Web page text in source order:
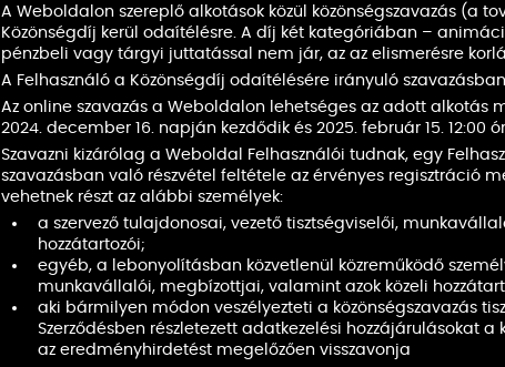
A Weboldalon szereplő alkotások közül közönségszavazás (a
Közönségdíj kerül odaítélésre. A díj két kategóriában –
pénzbeli vagy tárgyi juttatással nem jár, az az elismerésre
A Felhasználó a Közönségdíj odaítélésére irányuló szavazásban
Az online szavazás a Weboldalon lehetséges az adott alkotás
2024. december 16. napján kezdődik és 2025. február 15. 12:00
Szavazni kizárólag a Weboldal Felhasználói tudnak, egy
szavazásban való részvétel feltétele az érvényes regisztráció
vehetnek részt az alábbi személyek:
a szervező tulajdonosai, vezető tisztségviselői,
hozzátartozói;
egyéb, a lebonyolításban közvetlenül közreműködő
munkavállalói, megbízottjai, valamint azok közeli
aki bármilyen módon veszélyezteti a közönségszavazás
Szerződésben részletezett adatkezelési hozzájárulásokat
az eredményhirdetést megelőzően visszavonja